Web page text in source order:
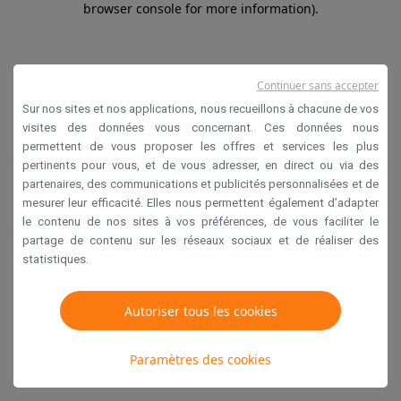
browser console for more information).
Sur nos sites et nos applications, nous recueillons à chacune de vos
visites des données vous concernant. Ces données nous
permettent de vous proposer les offres et services les plus
pertinents pour vous, et de vous adresser, en direct ou via des
partenaires, des communications et publicités personnalisées et de
mesurer leur efficacité. Elles nous permettent également d’adapter
le contenu de nos sites à vos préférences, de vous faciliter le
partage de contenu sur les réseaux sociaux et de réaliser des
statistiques.
Autoriser tous les cookies
Paramètres des cookies
Continuer sans accepter